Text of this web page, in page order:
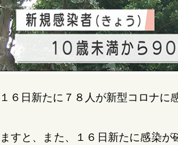
６日新たに７８人が新型コロナに
すと、また、１６日新たに感染